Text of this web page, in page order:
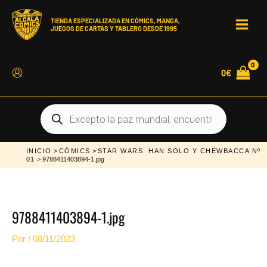
contenido
TIENDA ESPECIALIZADA EN CÓMICS, MANGA,
JUEGOS DE CARTAS Y TABLERO DESDE 1995
0€
Búsqueda
de
productos
INICIO > CÓMICS > STAR WARS. HAN SOLO Y CHEWBACCA Nº
01 > 9788411403894-1.jpg
9788411403894-1.jpg
Por / 08/11/2023